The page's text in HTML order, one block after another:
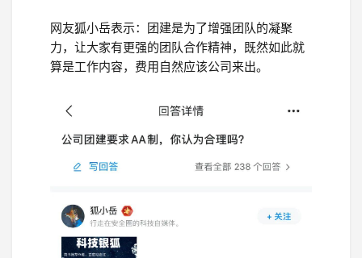
网友狐小岳表示：团建是为了增强团队的凝聚
力，让大家有更强的团队合作精神，既然如此就
算是工作内容，费用自然应该公司来出。